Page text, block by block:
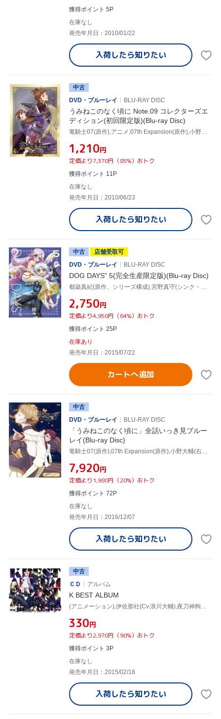
獲得ポイント 5P
在庫なし
発売年月日：2010/01/22
入荷したら知りたい
中古
DVD・ブルーレイ
BLU-RAY DISC
うみねこのなく頃に Note.09 コレクターズエ
ディション(初回限定版)(Blu-ray Disc)
竜騎士07(原作),アニメ,07th Expansion(原作),小野大輔(右代宮戦人),井上麻里奈(右代宮朱志香),堀江由衣(右代宮真里亞),菊地洋子(キャラクターデザイン)
¥1,210円
定価より7,370円（85%）おトク
獲得ポイント 11P
在庫なし
発売年月日：2010/06/23
入荷したら知りたい
中古
店舗受取可
DVD・ブルーレイ
BLU-RAY DISC
DOG DAYS" 5(完全生産限定版)(Blu-ray Disc)
都築真紀(原作、シリーズ構成),宮野真守(シンク・イズミ),堀江由衣(ミルヒオーレ・F・ビスコッティ),水樹奈々(高槻七海、リコッタ・エルマール),坂田理(キャラクターデザイン),一色由比(音楽),秋月須清(音楽)
¥2,750円
定価より4,950円（64%）おトク
獲得ポイント 25P
在庫あり
発売年月日：2015/07/22
カートへ追加
中古
DVD・ブルーレイ
BLU-RAY DISC
「うみねこのなく頃に」全話いっき見ブルー
レイ(Blu-ray Disc)
竜騎士07(原作),07th Expansion(原作),小野大輔(右代宮戦人),井上麻里奈(右代宮朱志香),堀江由衣(右代宮真里亞),菊地洋子(キャラクターデザイン)
¥7,920円
定価より1,980円（20%）おトク
獲得ポイント 72P
在庫なし
発売年月日：2016/12/07
入荷したら知りたい
中古
ＣＤ
アルバム
K BEST ALBUM
(アニメーション),伊佐那社(Cv.浪川大輔),夜刀神狗朗(Cv.小野大輔),福山潤,ネコ(Cv.小松未可子),周防尊(Cv.津田健次郎),櫛名アンナ(Cv.堀江由衣),angela
¥330円
定価より2,970円（90%）おトク
獲得ポイント 3P
在庫なし
発売年月日：2015/02/18
入荷したら知りたい